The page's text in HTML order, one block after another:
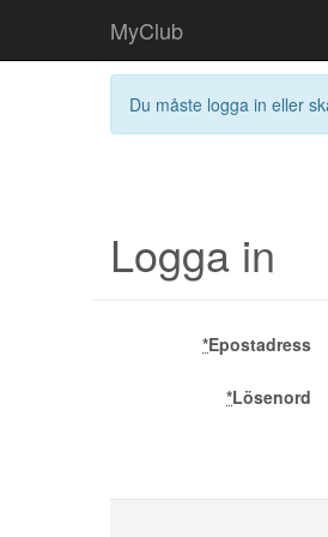
MyClub
Du måste logga in eller
Logga in
*Epostadress
*Lösenord